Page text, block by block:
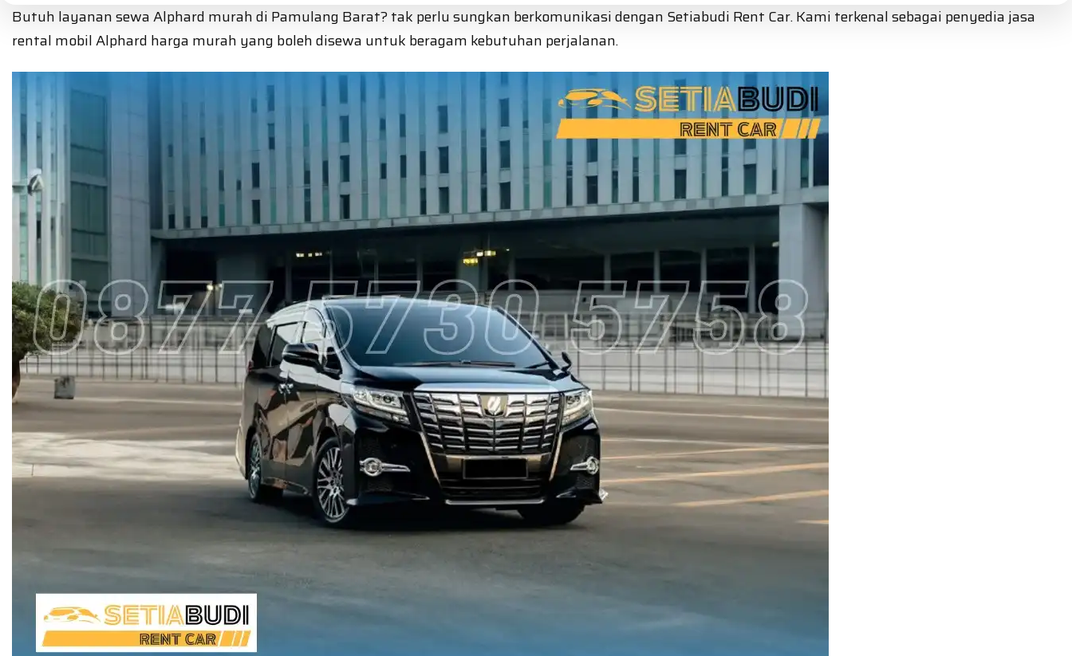
Butuh layanan sewa Alphard murah di Pamulang Barat? tak perlu sungkan berkomunikasi dengan Setiabudi Rent Car. Kami terkenal sebagai penyedia jasa
rental mobil Alphard harga murah yang boleh disewa untuk beragam kebutuhan perjalanan.